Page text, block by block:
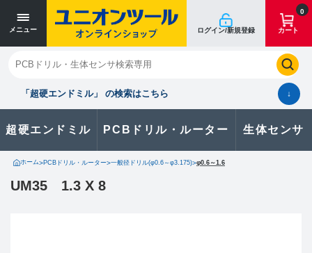
メニュー ログイン/新規登録
0
カート
「超硬エンドミル」 の検索はこちら ↓
超硬エンドミル PCBドリル・ルーター 生体センサ
閉じる
お気に入り クイックオーダー 購入履歴
製品に関するお問い合わせはこちら
ホーム>PCBドリル・ルーター>一般径ドリル(φ0.6～φ3.175)>φ0.6～1.6
UM35 1.3 X 8